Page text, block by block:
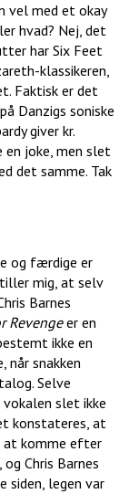
vel med et okay
hvad? Nej, det
har Six Feet
klassikeren,
Faktisk er det
Danzigs soniske
giver kr.
en joke, men slet
det samme. Tak
og færdige er
mig, at selv
Barnes
Revengeer en
ikke en
snakken
Selve
vokalen slet ikke
konstateres, at
at komme efter
Chris Barnes
siden, legen var